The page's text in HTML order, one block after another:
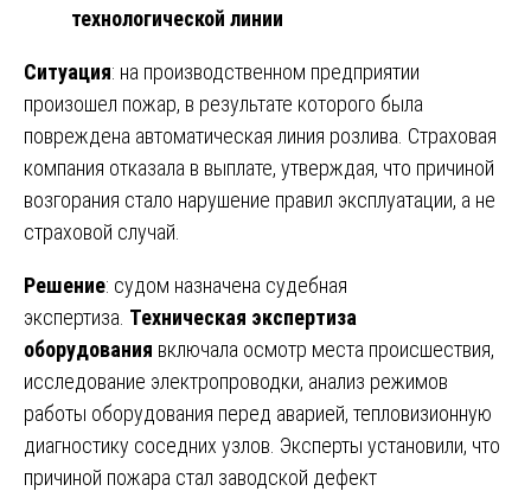
технологической линии
Ситуация: на производственном предприятии
произошел пожар, в результате которого была
повреждена автоматическая линия розлива. Страховая
компания отказала в выплате, утверждая, что причиной
возгорания стало нарушение правил эксплуатации, а не
страховой случай.
Решение: судом назначена судебная
экспертиза. Техническая экспертиза
оборудования включала осмотр места происшествия,
исследование электропроводки, анализ режимов
работы оборудования перед аварией, тепловизионную
диагностику соседних узлов. Эксперты установили, что
причиной пожара стал заводской дефект